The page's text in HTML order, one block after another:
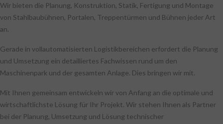
Wir bieten die Planung, Konstruktion, Statik, Fertigung und Montage
von Stahlbaubühnen, Portalen, Treppentürmen und Bühnen jeder Art
an.
Gerade in vollautomatisierten Logistikbereichen erfordert die Planung
und Umsetzung ein detailliertes Fachwissen rund um den
Maschinenpark und der gesamten Anlage. Dies bringen wir mit.
Mit Ihnen gemeinsam entwickeln wir von Anfang an die optimale und
wirtschaftlichste Lösung für Ihr Projekt. Wir stehen Ihnen als Partner
bei der Planung, Umsetzung und Lösung technischer